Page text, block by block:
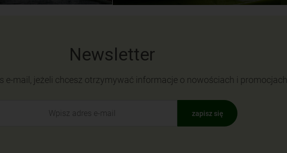
Newsletter
e-mail, jeżeli chcesz otrzymywać informacje o nowościach i promocjach
zapisz się